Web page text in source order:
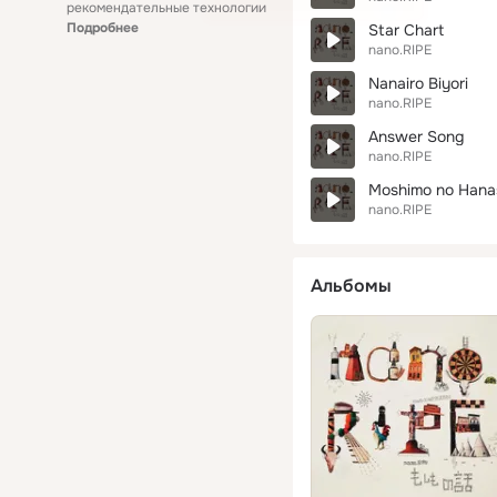
рекомендательные технологии
Подробнее
Star Chart
nano.RIPE
Nanairo Biyori
nano.RIPE
Answer Song
nano.RIPE
Moshimo no
nano.RIPE
Альбомы